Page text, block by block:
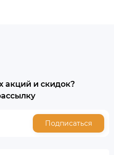
акций и скидок?
Подписаться